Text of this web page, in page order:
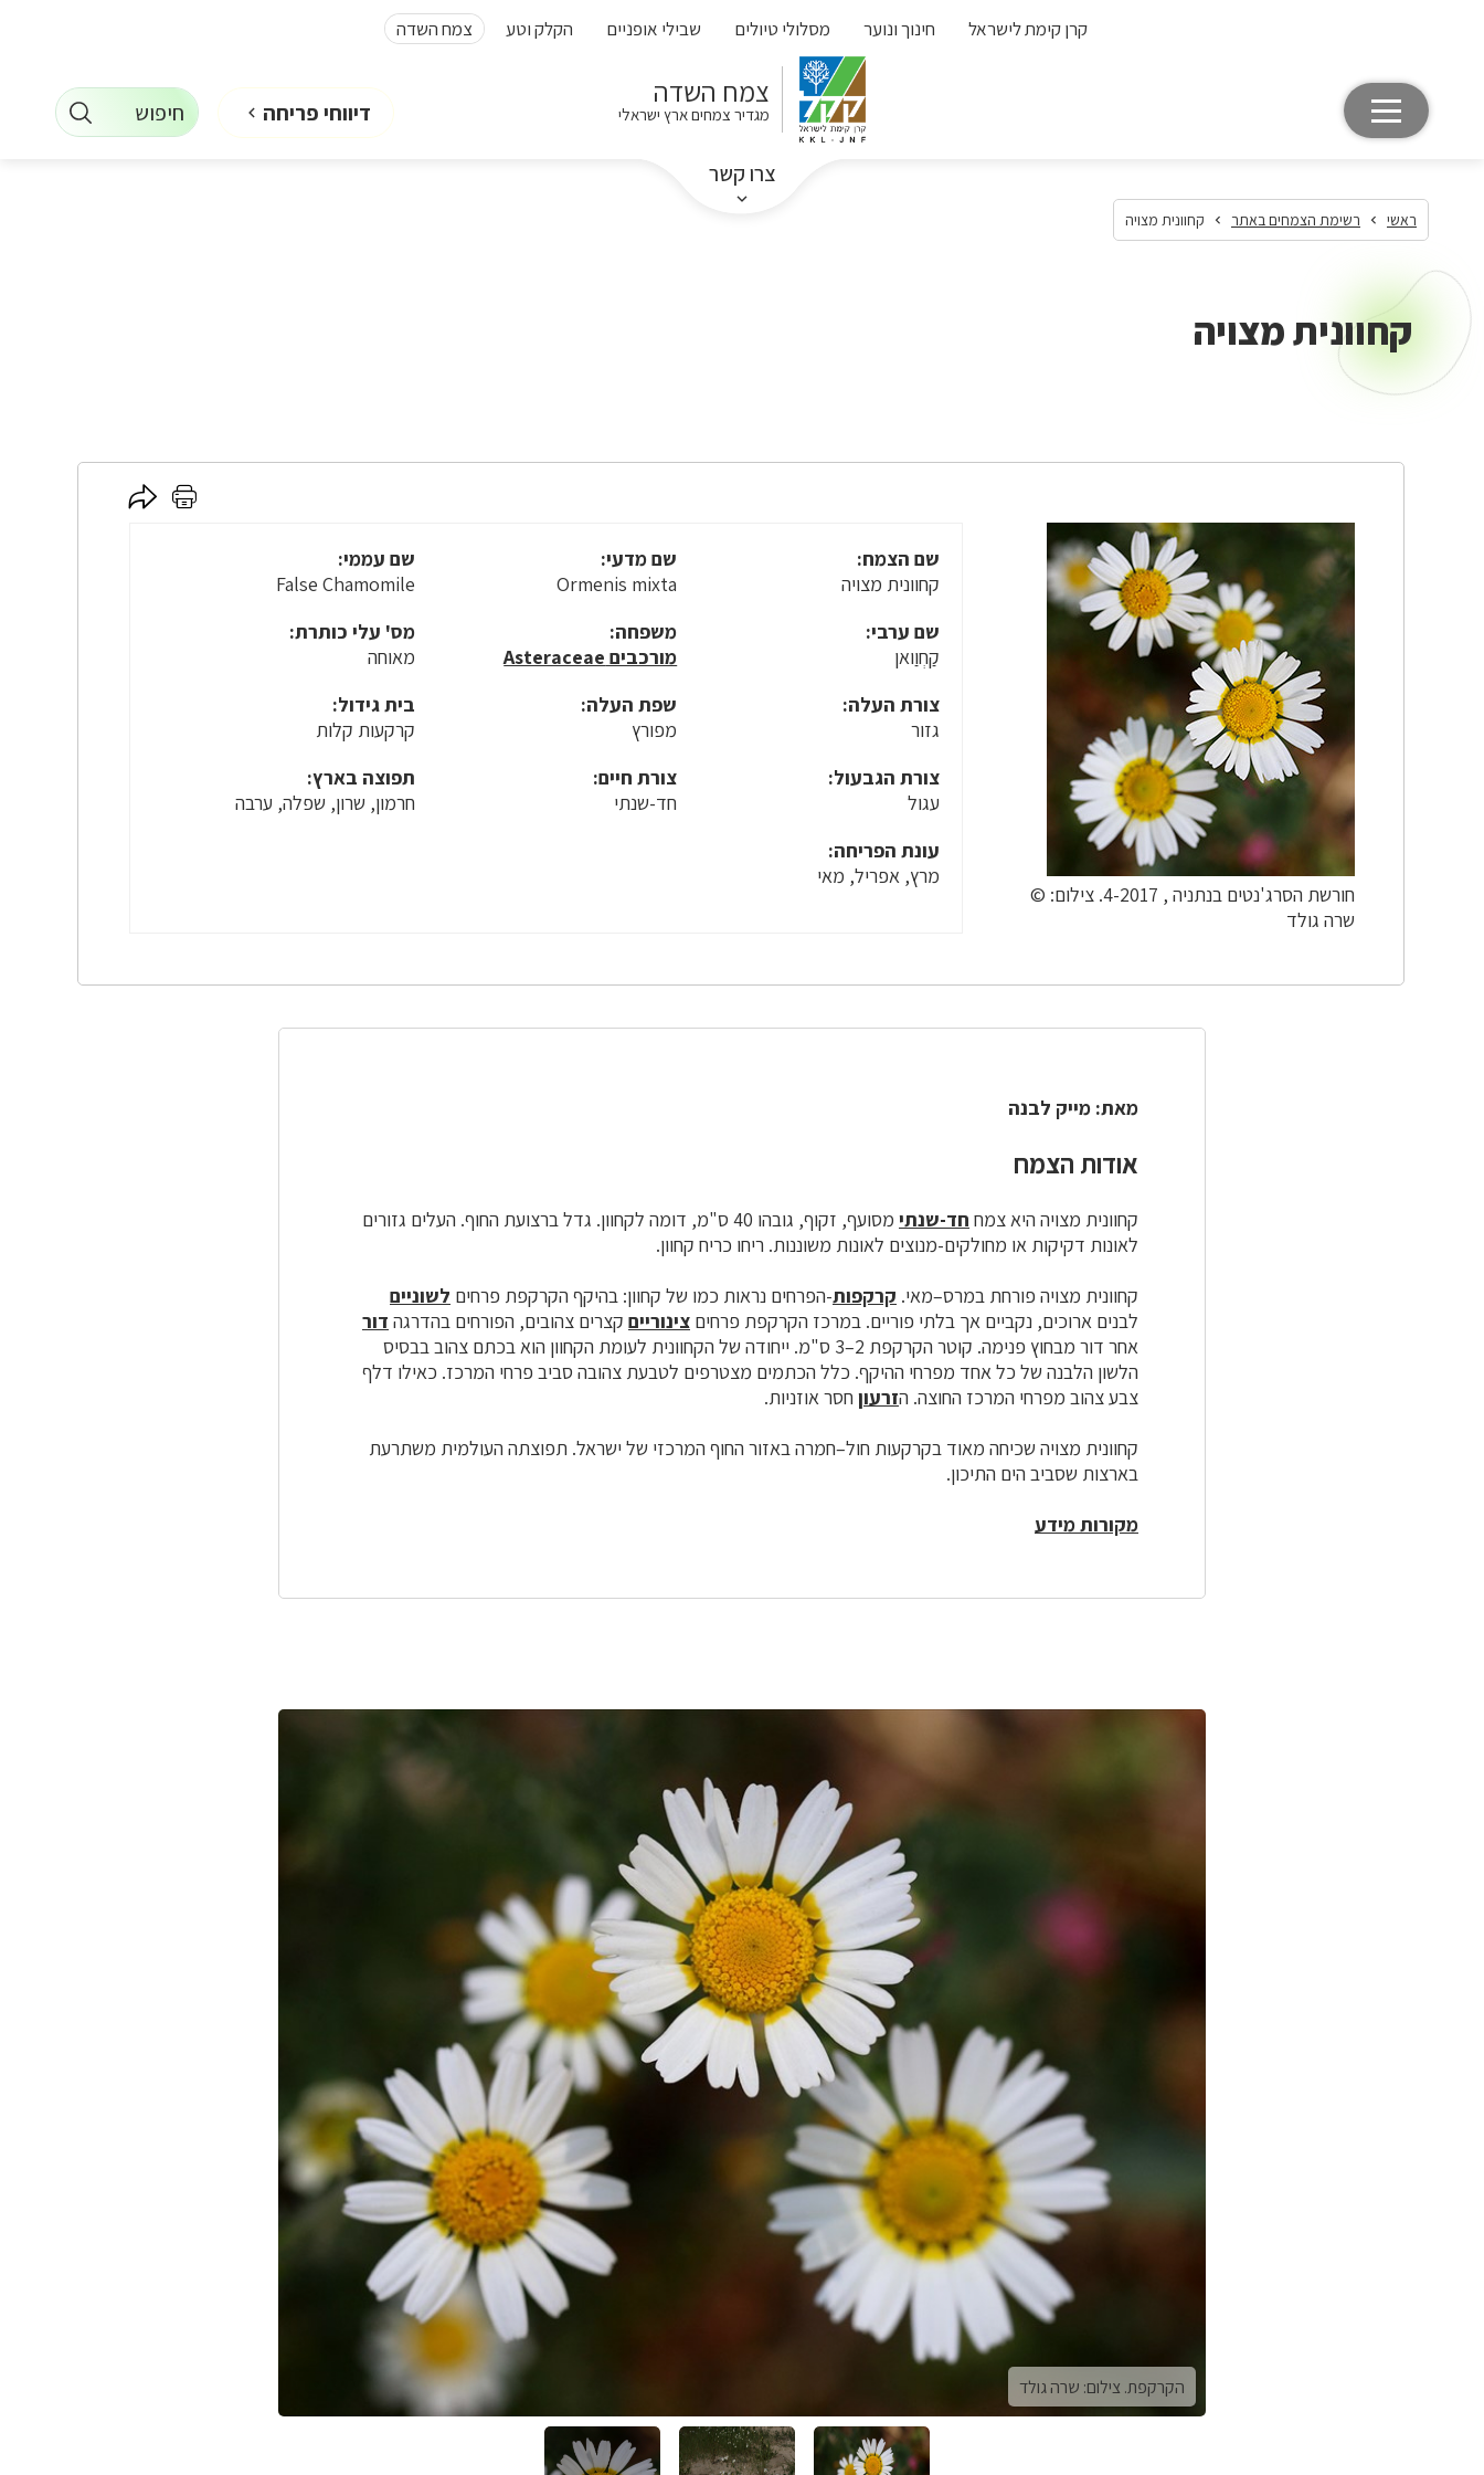
קרן קימת לישראל חינוך ונוער מסלולי טיולים שבילי אופניים הקלק וטע צמח השדה
צמח השדה
מגדיר צמחים ארץ ישראלי
צרו קשר
דיווחי פריחה חיפוש
ראשי רשימת הצמחים באתר קחוונית מצויה
קחוונית מצויה
חורשת הסרג'נטים בנתניה , 4-2017. צילום: ©
שרה גולד
לחץ
לחץ
שם הצמח:
קחוונית מצויה
שם מדעי:
Ormenis mixta
שם עממי:
False Chamomile
שם ערבי:
קַחְוַואן
משפחה:
מורכבים Asteraceae
מס' עלי כותרת:
מאוחה
צורת העלה:
גזור
שפת העלה:
מפורץ
בית גידול:
קרקעות קלות
צורת הגבעול:
עגול
צורת חיים:
חד-שנתי
תפוצה בארץ:
חרמון, שרון, שפלה, ערבה
עונת הפריחה:
מרץ, אפריל, מאי
מאת: מייק לבנה
אודות הצמח
קחוונית מצויה היא צמח חד-שנתי
מסועף, זקוף, גובהו 40 ס"מ, דומה לקחוון. גדל ברצועת החוף. העלים גזורים
לאונות דקיקות או מחולקים-מנוצים לאונות משוננות. ריחו כריח קחוון.
קחוונית מצויה פורחת במרס–מאי. קרקפות-הפרחים נראות כמו של קחוון: בהיקף הקרקפת פרחים לשוניים
לבנים ארוכים, נקביים אך בלתי פוריים. במרכז הקרקפת פרחים צינוריים קצרים צהובים, הפורחים בהדרגה דור
אחר דור מבחוץ פנימה. קוטר הקרקפת 2–3 ס"מ. ייחודה של הקחוונית לעומת הקחוון הוא בכתם צהוב בבסיס
הלשון הלבנה של כל אחד מפרחי ההיקף. כלל הכתמים מצטרפים לטבעת צהובה סביב פרחי המרכז. כאילו דלף
צבע צהוב מפרחי המרכז החוצה. הזרעון חסר אוזניות.
קחוונית מצויה שכיחה מאוד בקרקעות חול–חמרה באזור החוף המרכזי של ישראל. תפוצתה העולמית משתרעת
בארצות שסביב הים התיכון.
מקורות מידע
הקרקפת. צילום: שרה גולד